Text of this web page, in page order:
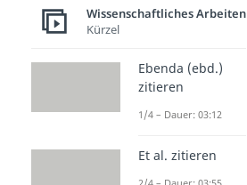
Wissenschaftliches Arbeiten
Kürzel
Ebenda (ebd.)
zitieren
1/4 – Dauer: 03:12
Et al. zitieren